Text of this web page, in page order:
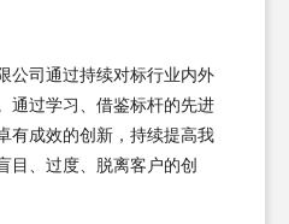
公司通过持续对标行业内外
通过学习、借鉴标杆的先进
有成效的创新，持续提高我
目、过度、脱离客户的创